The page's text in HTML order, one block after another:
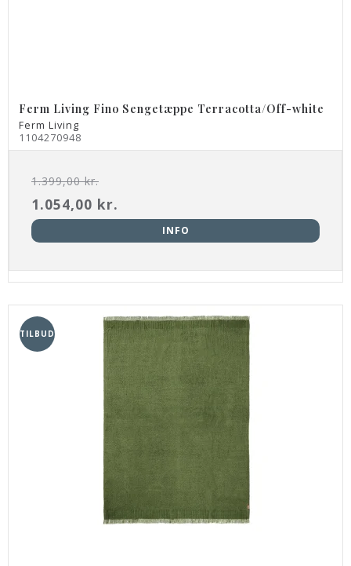
Ferm Living Fino Sengetæppe Terracotta/Off-white
Ferm Living
1104270948
1.399,00 kr.
1.054,00 kr.
INFO
TILBUD